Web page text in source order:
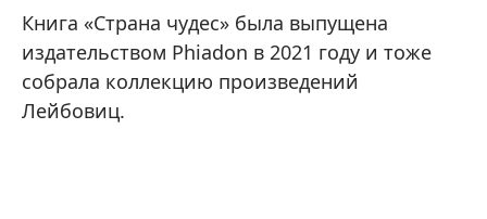
Книга «Страна чудес» была выпущена
издательством Phiadon в 2021 году и тоже
собрала коллекцию произведений
Лейбовиц.